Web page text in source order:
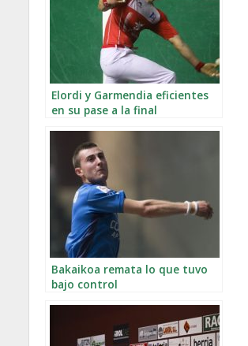
Elordi y Garmendia eficientes
en su pase a la final
Bakaikoa remata lo que tuvo
bajo control